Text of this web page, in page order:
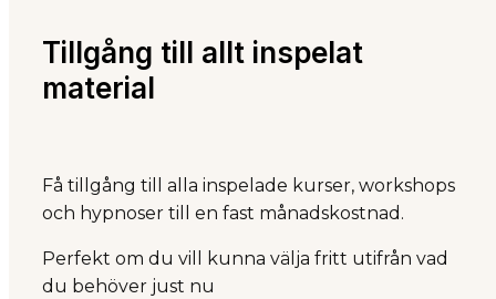
Tillgång till allt inspelat
material
Få tillgång till alla inspelade kurser, workshops
och hypnoser till en fast månadskostnad.
Perfekt om du vill kunna välja fritt utifrån vad
du behöver just nu